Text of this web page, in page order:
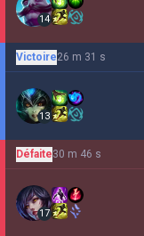
14
Victoire26 m 31 s
13
Défaite30 m 46 s
17